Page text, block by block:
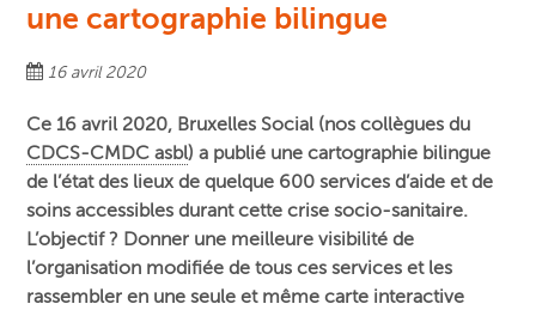
une cartographie bilingue
16 avril 2020
Ce 16 avril 2020, Bruxelles Social (nos collègues du
CDCS-CMDC asbl) a publié une cartographie bilingue
de l’état des lieux de quelque 600 services d’aide et de
soins accessibles durant cette crise socio-sanitaire.
L’objectif ? Donner une meilleure visibilité de
l’organisation modifiée de tous ces services et les
rassembler en une seule et même carte interactive